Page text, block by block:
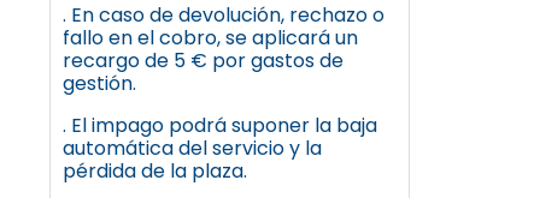
. En caso de devolución, rechazo o
fallo en el cobro, se aplicará un
recargo de 5 € por gastos de
gestión.
. El impago podrá suponer la baja
automática del servicio y la
pérdida de la plaza.